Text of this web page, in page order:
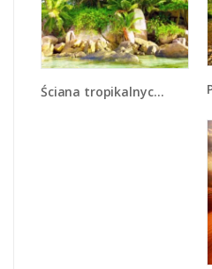
Ściana tropikalnych drzew - KN086